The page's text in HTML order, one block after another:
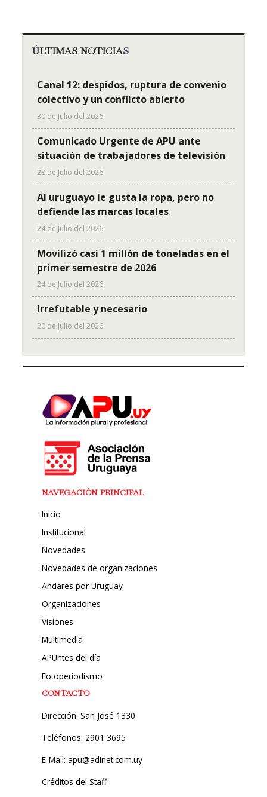
ÚLTIMAS NOTICIAS
Canal 12: despidos, ruptura de convenio
colectivo y un conflicto abierto
30 de Julio del 2026
Comunicado Urgente de APU ante
situación de trabajadores de televisión
28 de Julio del 2026
Al uruguayo le gusta la ropa, pero no
defiende las marcas locales
24 de Julio del 2026
Movilizó casi 1 millón de toneladas en el
primer semestre de 2026
24 de Julio del 2026
Irrefutable y necesario
20 de Julio del 2026
NAVEGACIÓN PRINCIPAL
Inicio
Institucional
Novedades
Novedades de organizaciones
Andares por Uruguay
Organizaciones
Visiones
Multimedia
APUntes del día
Fotoperiodismo
CONTACTO
Dirección: San José 1330
Teléfonos: 2901 3695
E-Mail: apu@adinet.com.uy
Créditos del Staff